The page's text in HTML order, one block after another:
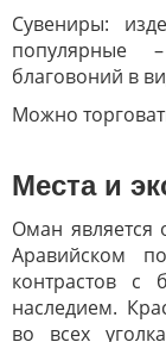
Сувениры:
популярные
благовоний в
Можно
Места и
Оман является
Аравийском
контрастов с
наследием.
во всех